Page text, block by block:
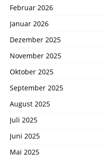
Februar 2026
Januar 2026
Dezember 2025
November 2025
Oktober 2025
September 2025
August 2025
Juli 2025
Juni 2025
Mai 2025